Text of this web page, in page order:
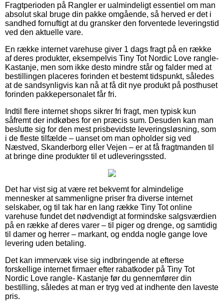
Fragtperioden på Rangler er ualmindeligt essentiel om man
absolut skal bruge din pakke omgående, så herved er det i
sandhed fornuftigt at du gransker den forventede leveringstid
ved den aktuelle vare.
En række internet varehuse giver 1 dags fragt på en række
af deres produkter, eksempelvis Tiny Tot Nordic Love rangle-
Kastanje, men som ikke desto mindre står og falder med at
bestillingen placeres forinden et bestemt tidspunkt, således
at de sandsynligvis kan nå at få dit nye produkt på posthuset
forinden pakkepersonalet får fri.
Indtil flere internet shops sikrer fri fragt, men typisk kun
såfremt der indkøbes for en præcis sum. Desuden kan man
beslutte sig for den mest prisbevidste leveringsløsning, som
i de fleste tilfælde – uanset om man opholder sig ved
Næstved, Skanderborg eller Vejen – er at få fragtmanden til
at bringe dine produkter til et udleveringssted.
Det har vist sig at være ret bekvemt for almindelige
mennesker at sammenligne priser fra diverse internet
selskaber, og til tak har en lang række Tiny Tot online
varehuse fundet det nødvendigt at formindske salgsværdien
på en række af deres varer – til piger og drenge, og samtidig
til damer og herrer – markant, og endda nogle gange love
levering uden betaling.
Det kan immervæk vise sig indbringende at efterse
forskellige internet firmaer efter rabatkoder på Tiny Tot
Nordic Love rangle- Kastanje før du gennemfører din
bestilling, således at man er tryg ved at indhente den laveste
pris.